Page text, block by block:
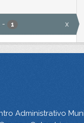
- 1 x
Administrativo